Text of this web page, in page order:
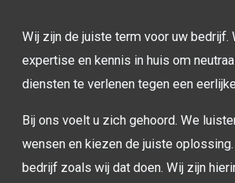
Wij zijn de juiste term voor uw bedrijf.
expertise en kennis in huis om
diensten te verlenen tegen een
Bij ons voelt u zich gehoord. We
wensen en kiezen de juiste
bedrijf zoals wij dat doen. Wij zijn